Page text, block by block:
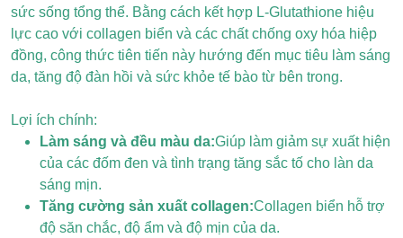
sức sống tổng thể. Bằng cách kết hợp L-Glutathione hiệu
lực cao với collagen biển và các chất chống oxy hóa hiệp
đồng, công thức tiên tiến này hướng đến mục tiêu làm sáng
da, tăng độ đàn hồi và sức khỏe tế bào từ bên trong.
Lợi ích chính:
Làm sáng và đều màu da:Giúp làm giảm sự xuất hiện
của các đốm đen và tình trạng tăng sắc tố cho làn da
sáng mịn.
Tăng cường sản xuất collagen:Collagen biển hỗ trợ
độ săn chắc, độ ẩm và độ mịn của da.